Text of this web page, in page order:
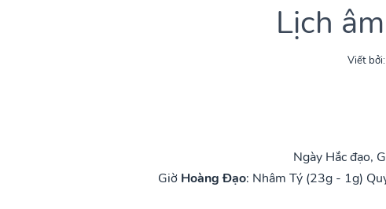
Lịch
Viết bởi:
Ngày Hắc đạo,
Giờ Hoàng Đạo: Nhâm Tý (23g - 1g)